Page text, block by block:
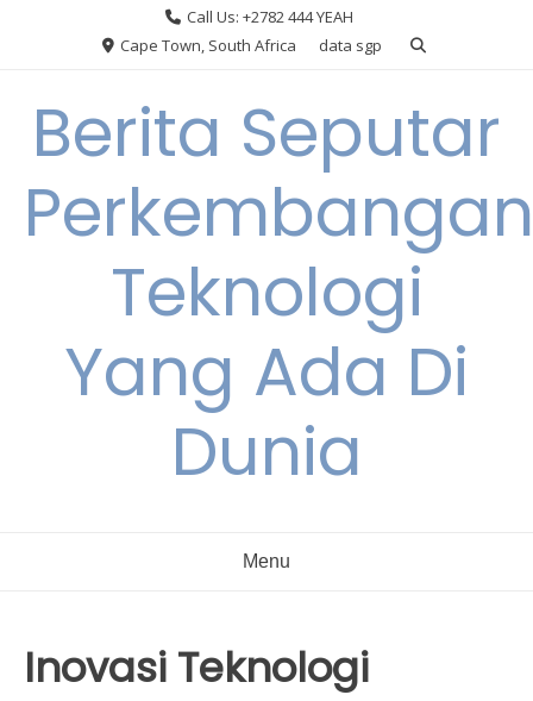
Call Us: +2782 444 YEAH
Cape Town, South Africa
data sgp
Berita Seputar
Perkembangan
Teknologi
Yang Ada Di
Dunia
Menu
Inovasi Teknologi